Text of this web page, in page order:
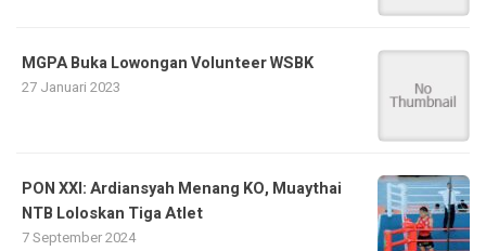
MGPA Buka Lowongan Volunteer WSBK
27 Januari 2023
PON XXI: Ardiansyah Menang KO, Muaythai
NTB Loloskan Tiga Atlet
7 September 2024